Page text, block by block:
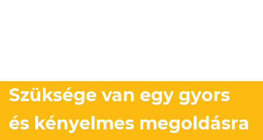
Szüksége van egy gyors
és kényelmes megoldásra